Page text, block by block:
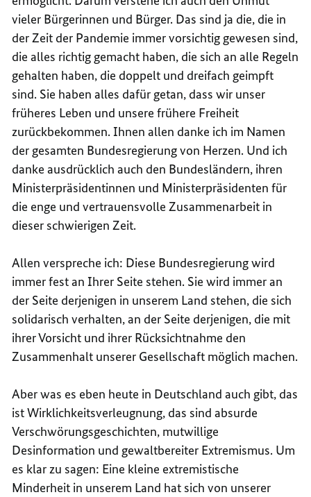
vieler Bürgerinnen und Bürger. Das sind ja die, die in
der Zeit der Pandemie immer vorsichtig gewesen sind,
die alles richtig gemacht haben, die sich an alle Regeln
gehalten haben, die doppelt und dreifach geimpft
sind. Sie haben alles dafür getan, dass wir unser
früheres Leben und unsere frühere Freiheit
zurückbekommen. Ihnen allen danke ich im Namen
der gesamten Bundesregierung von Herzen. Und ich
danke ausdrücklich auch den Bundesländern, ihren
Ministerpräsidentinnen und Ministerpräsidenten für
die enge und vertrauensvolle Zusammenarbeit in
dieser schwierigen Zeit.
Allen verspreche ich: Diese Bundesregierung wird
immer fest an Ihrer Seite stehen. Sie wird immer an
der Seite derjenigen in unserem Land stehen, die sich
solidarisch verhalten, an der Seite derjenigen, die mit
ihrer Vorsicht und ihrer Rücksichtnahme den
Zusammenhalt unserer Gesellschaft möglich machen.
Aber was es eben heute in Deutschland auch gibt, das
ist Wirklichkeitsverleugnung, das sind absurde
Verschwörungsgeschichten, mutwillige
Desinformation und gewaltbereiter Extremismus. Um
es klar zu sagen: Eine kleine extremistische
Minderheit in unserem Land hat sich von unserer